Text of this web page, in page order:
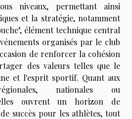
niveaux, permettant ainsi
et la stratégie, notamment
élément technique central
organisés par le club
de renforcer la cohésion
des valeurs telles que le
et l'esprit sportif. Quant aux
nationales ou
ouvrent un horizon de
succès pour les athlètes, tout